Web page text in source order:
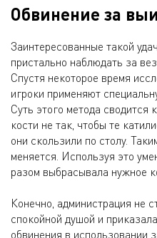
Обвинение за
Заинтересованные такой
пристально наблюдать за
Спустя некоторое время
игроки применяют
Суть этого метода сводится
кости не так, чтобы те
они скользили по столу.
меняется. Используя это
разом выбрасывала нужное
Конечно, администрация не
спокойной душой и
обвинения в использовании